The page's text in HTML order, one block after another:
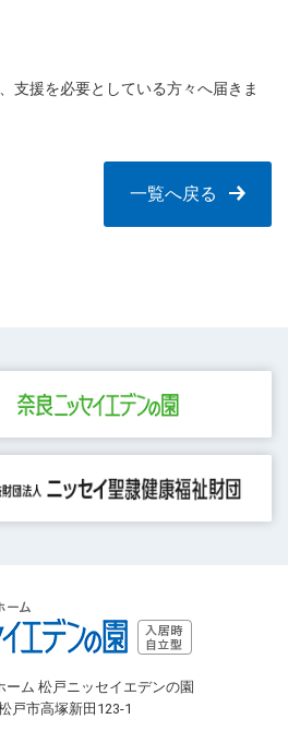
支援を必要としている方々へ届きま
一覧へ戻る
ーム 松戸ニッセイエデンの園
戸市高塚新田123-1